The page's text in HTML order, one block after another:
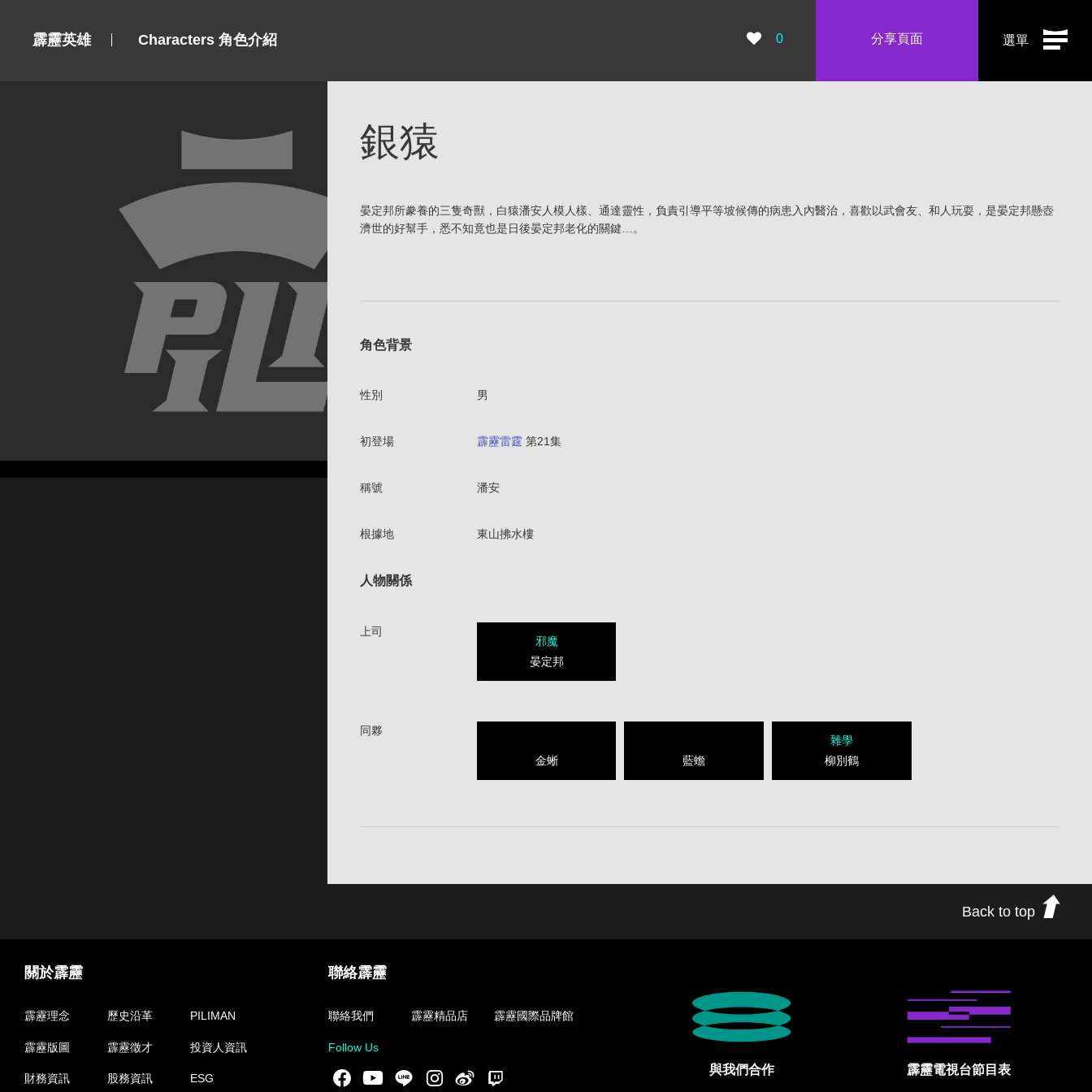
選單
霹靂英雄 Characters 角色介紹 瀏覽數：
0 分享頁面
銀猿
晏定邦所豢養的三隻奇獸，白猿潘安人模人樣、通達靈性，負責引導平等坡候傳的病患入內醫治，喜歡以武會友、和人玩耍，是晏定邦懸壺
濟世的好幫手，悉不知竟也是日後晏定邦老化的關鍵…。
角色背景
性別 男
初登場 霹靂雷霆第21集
稱號 潘安
根據地 東山拂水樓
人物關係
上司
邪魔
晏定邦
同夥
金蜥 藍蟾
雜學
柳別鶴
Back to top
關於霹靂
霹靂理念 歷史沿革 PILIMAN
霹靂版圖 霹靂徵才 投資人資訊
財務資訊 股務資訊 ESG
聯絡霹靂
聯絡我們 霹靂精品店 霹靂國際品牌館
Follow Us
Facebook
YoutubeLINE Instgram新浪微博 與我們合作 霹靂電視台節目表